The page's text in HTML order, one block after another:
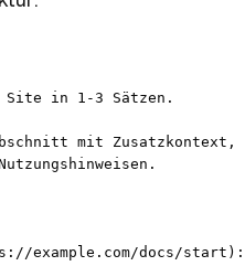
Site in 1-3 Sätzen.
mit Zusatzkontext,
example.com/docs/start):